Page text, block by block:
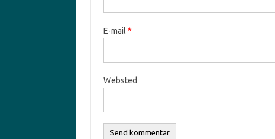
E-mail *
Websted